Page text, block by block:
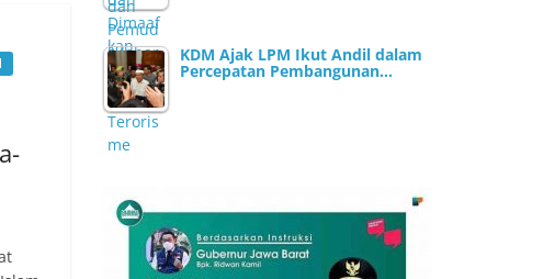
KDM Ajak LPM Ikut Andil dalam
Percepatan Pembangunan…